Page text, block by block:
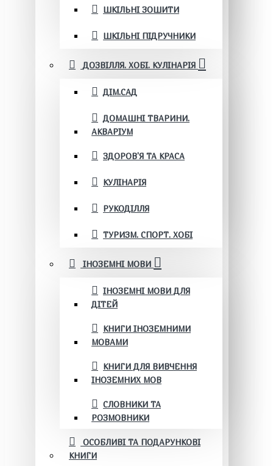
ШКІЛЬНІ ЗОШИТИ
ШКІЛЬНІ ПІДРУЧНИКИ
ДОЗВІЛЛЯ. ХОБІ. КУЛІНАРІЯ
ДІМ.САД
ДОМАШНІ ТВАРИНИ.
АКВАРІУМ
ЗДОРОВ'Я ТА КРАСА
КУЛІНАРІЯ
РУКОДІЛЛЯ
ТУРИЗМ. СПОРТ. ХОБІ
ІНОЗЕМНІ МОВИ
ІНОЗЕМНІ МОВИ ДЛЯ
ДІТЕЙ
КНИГИ ІНОЗЕМНИМИ
МОВАМИ
КНИГИ ДЛЯ ВИВЧЕННЯ
ІНОЗЕМНИХ МОВ
СЛОВНИКИ ТА
РОЗМОВНИКИ
ОСОБЛИВІ ТА ПОДАРУНКОВІ
КНИГИ